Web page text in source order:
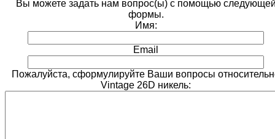
Вы можете задать нам вопрос(ы) с помощью
формы.
Имя:
Email
Пожалуйста, сформулируйте Ваши вопросы
Vintage 26D никель: